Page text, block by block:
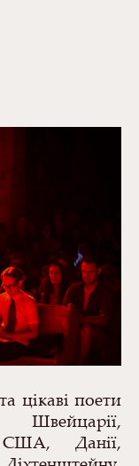
цікаві поети
США, Данії,